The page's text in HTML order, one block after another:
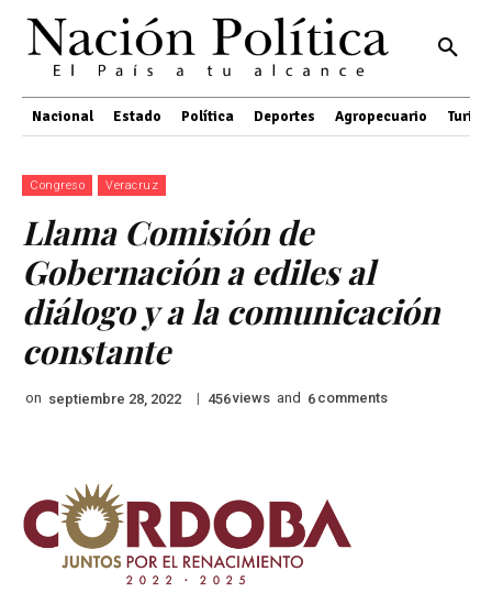
Nacional Estado Política Deportes Agropecuario
Congreso Veracruz
Llama Comisión de
Gobernación a ediles al
diálogo y a la comunicación
constante
on septiembre 28, 2022 | 456views and 6 comments